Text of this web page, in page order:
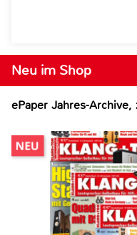
Neu im Shop
ePaper Jahres-Archive,